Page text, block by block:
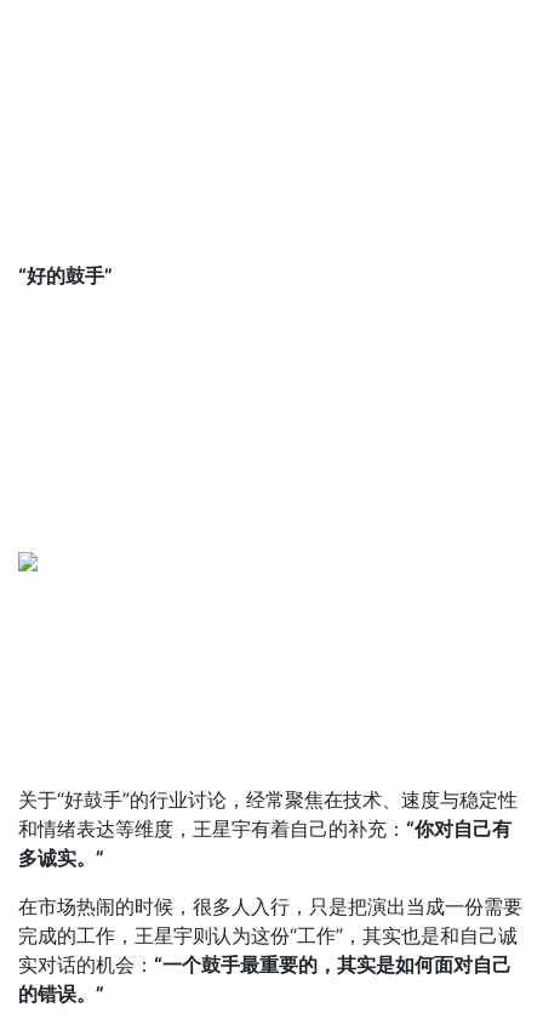
“好的鼓手”
关于“好鼓手”的行业讨论，经常聚焦在技术、速度与稳定性
和情绪表达等维度，王星宇有着自己的补充： “你对自己有
多诚实。”
在市场热闹的时候，很多人入行，只是把演出当成一份需要
完成的工作，王星宇则认为这份“工作”，其实也是和自己诚
实对话的机会： “一个鼓手最重要的，其实是如何面对自己
的错误。”